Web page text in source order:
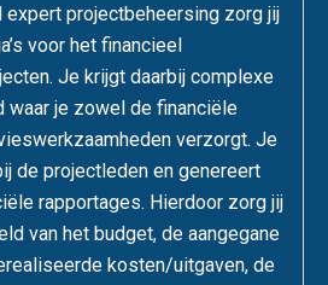
projectbeheersing zorg jij
voor het financieel
Je krijgt daarbij complexe
waar je zowel de financiële
verzorgt. Je
de projectleden en genereert
rapportages. Hierdoor zorg jij
van het budget, de aangegane
kosten/uitgaven, de